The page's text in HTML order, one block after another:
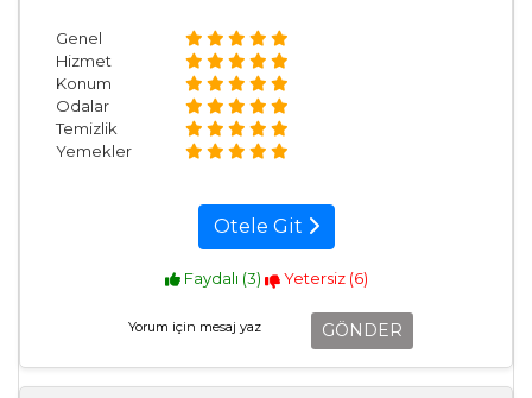
Genel
Hizmet
Konum
Odalar
Temizlik
Yemekler
Otele Git
Faydalı (3) Yetersiz (6)
GÖNDER